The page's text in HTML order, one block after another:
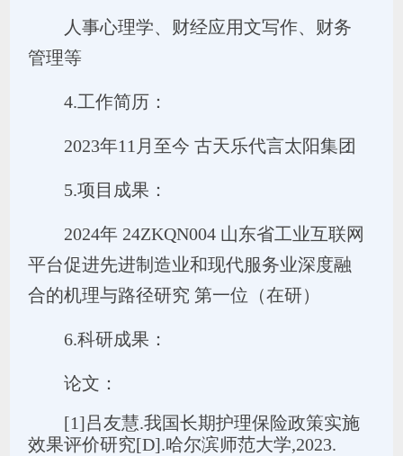
人事心理学、财经应用文写作、财务
管理等
4.工作简历：
2023年11 月至今 古天乐代言太阳集团
5.项目成果：
2024年 24ZKQN004 山东省工业互联网
平台促进先进制造业和现代服务业深度融
合的机理与路径研究 第一位（在研）
6.科研成果：
论文：
[1]吕友慧.我国长期护理保险政策实施
效果评价研究[D].哈尔滨师范大学,2023.